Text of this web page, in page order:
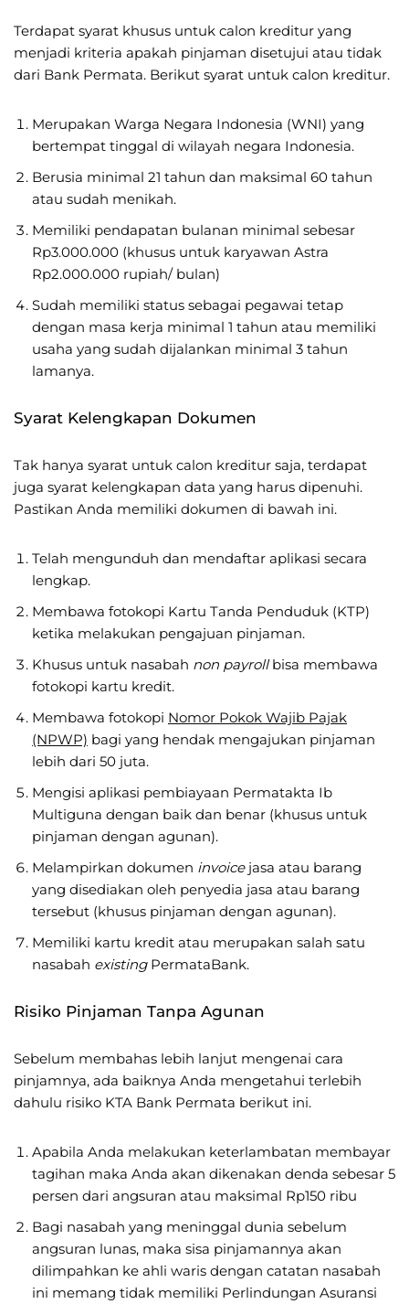
Terdapat syarat khusus untuk calon kreditur yang
menjadi kriteria apakah pinjaman disetujui atau tidak
dari Bank Permata. Berikut syarat untuk calon kreditur.
Merupakan Warga Negara Indonesia (WNI) yang
bertempat tinggal di wilayah negara Indonesia.
Berusia minimal 21 tahun dan maksimal 60 tahun
atau sudah menikah.
Memiliki pendapatan bulanan minimal sebesar
Rp3.000.000 (khusus untuk karyawan Astra
Rp2.000.000 rupiah/ bulan)
Sudah memiliki status sebagai pegawai tetap
dengan masa kerja minimal 1 tahun atau memiliki
usaha yang sudah dijalankan minimal 3 tahun
lamanya.
Syarat Kelengkapan Dokumen
Tak hanya syarat untuk calon kreditur saja, terdapat
juga syarat kelengkapan data yang harus dipenuhi.
Pastikan Anda memiliki dokumen di bawah ini.
Telah mengunduh dan mendaftar aplikasi secara
lengkap.
Membawa fotokopi Kartu Tanda Penduduk (KTP)
ketika melakukan pengajuan pinjaman.
Khusus untuk nasabah non payrollbisa membawa
fotokopi kartu kredit.
Membawa fotokopi Nomor Pokok Wajib Pajak
(NPWP) bagi yang hendak mengajukan pinjaman
lebih dari 50 juta.
Mengisi aplikasi pembiayaan Permatakta Ib
Multiguna dengan baik dan benar (khusus untuk
pinjaman dengan agunan).
Melampirkan dokumen invoice jasa atau barang
yang disediakan oleh penyedia jasa atau barang
tersebut (khusus pinjaman dengan agunan).
Memiliki kartu kredit atau merupakan salah satu
nasabah existing PermataBank.
Risiko Pinjaman Tanpa Agunan
Sebelum membahas lebih lanjut mengenai cara
pinjamnya, ada baiknya Anda mengetahui terlebih
dahulu risiko KTA Bank Permata berikut ini.
Apabila Anda melakukan keterlambatan membayar
tagihan maka Anda akan dikenakan denda sebesar 5
persen dari angsuran atau maksimal Rp150 ribu
Bagi nasabah yang meninggal dunia sebelum
angsuran lunas, maka sisa pinjamannya akan
dilimpahkan ke ahli waris dengan catatan nasabah
ini memang tidak memiliki Perlindungan Asuransi